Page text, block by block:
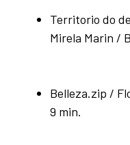
Territorio do
Mirela Marin /
Belleza.zip /
9 min.